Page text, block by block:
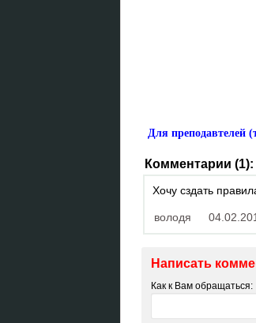
Для преподавтелей
Комментарии (1):
Хочу сздать
володя
Написать
Как к Вам обращаться: